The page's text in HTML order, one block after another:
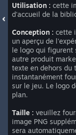
Utilisation : cette
d'accueil de la
Conception : cette
un aperçu de
le logo qui figurent
autre produit
texte en dehors
instantanément
sur le jeu. Le logo
plan.
Taille : veuillez
image PNG
sera